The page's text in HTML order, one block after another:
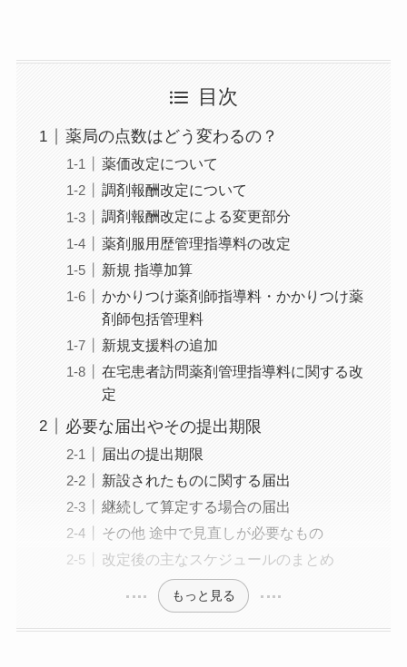
目次
薬局の点数はどう変わるの？
薬価改定について
調剤報酬改定について
調剤報酬改定による変更部分
薬剤服用歴管理指導料の改定
新規 指導加算
かかりつけ薬剤師指導料・かかりつけ薬
剤師包括管理料
新規支援料の追加
在宅患者訪問薬剤管理指導料に関する改
定
必要な届出やその提出期限
届出の提出期限
新設されたものに関する届出
継続して算定する場合の届出
その他 途中で見直しが必要なもの
改定後の主なスケジュールのまとめ
もっと見る